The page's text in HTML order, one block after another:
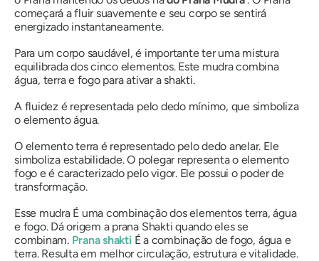
começará a fluir suavemente e seu corpo se sentirá
energizado instantaneamente.
Para um corpo saudável, é importante ter uma mistura
equilibrada dos cinco elementos. Este mudracombina
água, terra e fogo para ativara shakti.
A fluidez é representada pelo dedo mínimo, que simboliza
o elemento água.
O elemento terra é representado pelo dedo anelar. Ele
simboliza estabilidade. O polegar representa o elemento
fogo e é caracterizado pelo vigor. Ele possui o poder de
transformação.
Esse mudra É uma combinação dos elementos terra, água
e fogo. Dá origem a prana Shakti quando eles se
combinam. Pranashakti É a combinação de fogo, água e
terra. Resulta em melhor circulação, estrutura e vitalidade.